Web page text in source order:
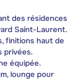
des résidences
Saint-Laurent.
finitions haut de
privées.
équipée.
lounge pour